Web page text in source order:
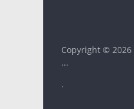
Copyright © 2026
...
.